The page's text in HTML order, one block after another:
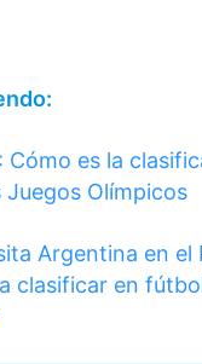
Cómo es la
Olímpicos
Argentina en el
clasificar en